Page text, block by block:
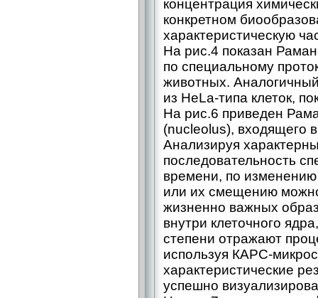
концентрация
конкретном
характеристическую
На рис.4 показан
по специальному
животных.
из HeLa-типа клеток,
На рис.6 приведен
(nucleolus), входящего
Анализируя
последовательность
времени, по изменению
или их смещению
жизненно важных
внутри клеточного
степени отражают
используя КАРС-
характеристические
успешно